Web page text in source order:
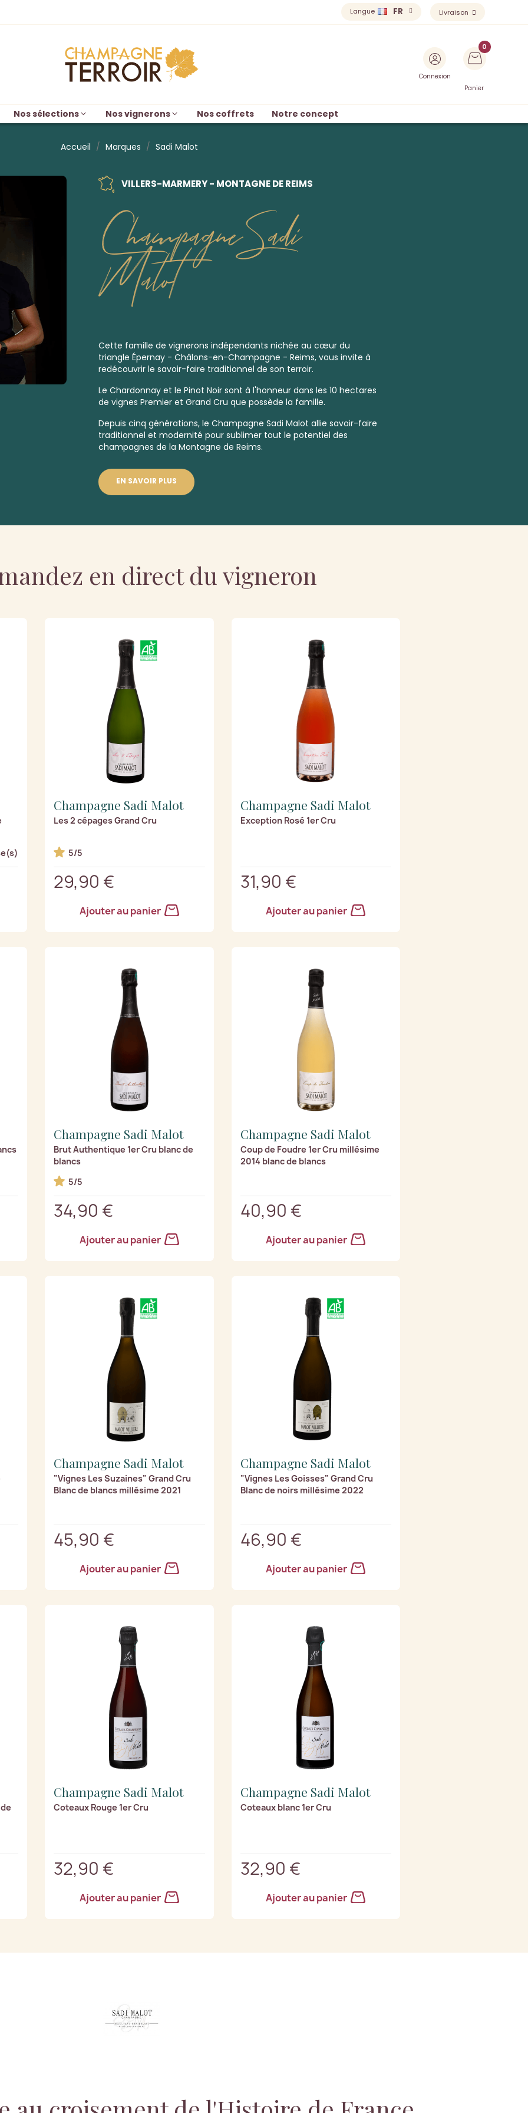
Langue FR Livraison
Connexion
Panier
Nos sélections Nos vignerons Nos coffrets Notre concept
Accueil Marques Sadi Malot
VILLERS-MARMERY - MONTAGNE DE REIMS
Champagne Sadi
Malot
Cette famille de vignerons indépendants nichée au cœur du
triangle Épernay - Châlons-en-Champagne - Reims, vous invite à
redécouvrir le savoir-faire traditionnel de son terroir.
Le Chardonnay et le Pinot Noir sont à l'honneur dans les 10 hectares
de vignes Premier et Grand Cru que possède la famille.
Depuis cinq générations, le Champagne Sadi Malot allie savoir-faire
traditionnel et modernité pour sublimer tout le potentiel des
champagnes de la Montagne de Reims.
EN SAVOIR PLUS
en direct du vigneron
Champagne Sadi Malot
Les 2 cépages Grand Cru
5/5
29,90 €
Ajouter au panier
Champagne Sadi Malot
Exception Rosé 1er Cru
31,90 €
Ajouter au panier
Champagne Sadi Malot
Brut Authentique 1er Cru blanc de
blancs
5/5
34,90 €
Ajouter au panier
Champagne Sadi Malot
Coup de Foudre 1er Cru millésime
2014 blanc de blancs
40,90 €
Ajouter au panier
Champagne Sadi Malot
"Vignes Les Suzaines" Grand Cru
Blanc de blancs millésime 2021
45,90 €
Ajouter au panier
Champagne Sadi Malot
"Vignes Les Goisses" Grand Cru
Blanc de noirs millésime 2022
46,90 €
Ajouter au panier
Champagne Sadi Malot
Coteaux Rouge 1er Cru
32,90 €
Ajouter au panier
Champagne Sadi Malot
Coteaux blanc 1er Cru
32,90 €
Ajouter au panier